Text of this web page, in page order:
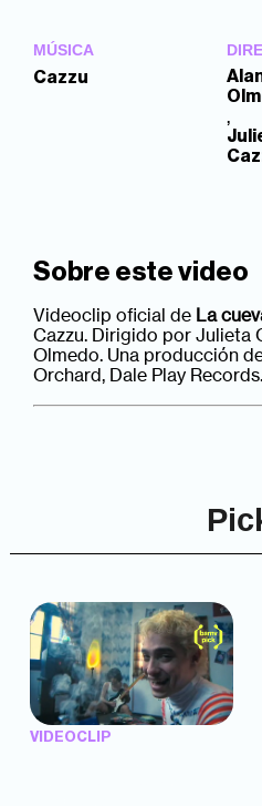
MÚSICA
Cazzu
,
Sobre este video
Videoclip oficial de La
Cazzu. Dirigido por Julieta
Olmedo. Una producción
Orchard, Dale Play
VIDEOCLIP